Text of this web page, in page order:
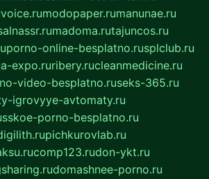
modopaper.rumanunae.ru
madoma.rutajuncos.ru
porno-online-besplatno.rusplclub.ru
expo.ruribery.rucleanmedicine.ru
video-besplatno.ruseks-365.ru
igrovyye-avtomaty.ru
porno-besplatno.ru
pichkurovlab.ru
comp123.rudon-ykt.ru
domashnee-porno.ru